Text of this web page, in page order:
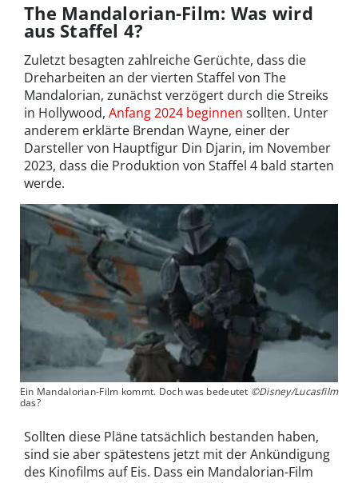
The Mandalorian-Film: Was wird
aus Staffel 4?
Zuletzt besagten zahlreiche Gerüchte, dass die
Dreharbeiten an der vierten Staffel von The
Mandalorian, zunächst verzögert durch die Streiks
in Hollywood, Anfang 2024 beginnen sollten. Unter
anderem erklärte Brendan Wayne, einer der
Darsteller von Hauptfigur Din Djarin, im November
2023, dass die Produktion von Staffel 4 bald starten
werde.
Ein Mandalorian-Film kommt. Doch was bedeutet
das?
©Disney/Lucasfilm
Sollten diese Pläne tatsächlich bestanden haben,
sind sie aber spätestens jetzt mit der Ankündigung
des Kinofilms auf Eis. Dass ein Mandalorian-Film